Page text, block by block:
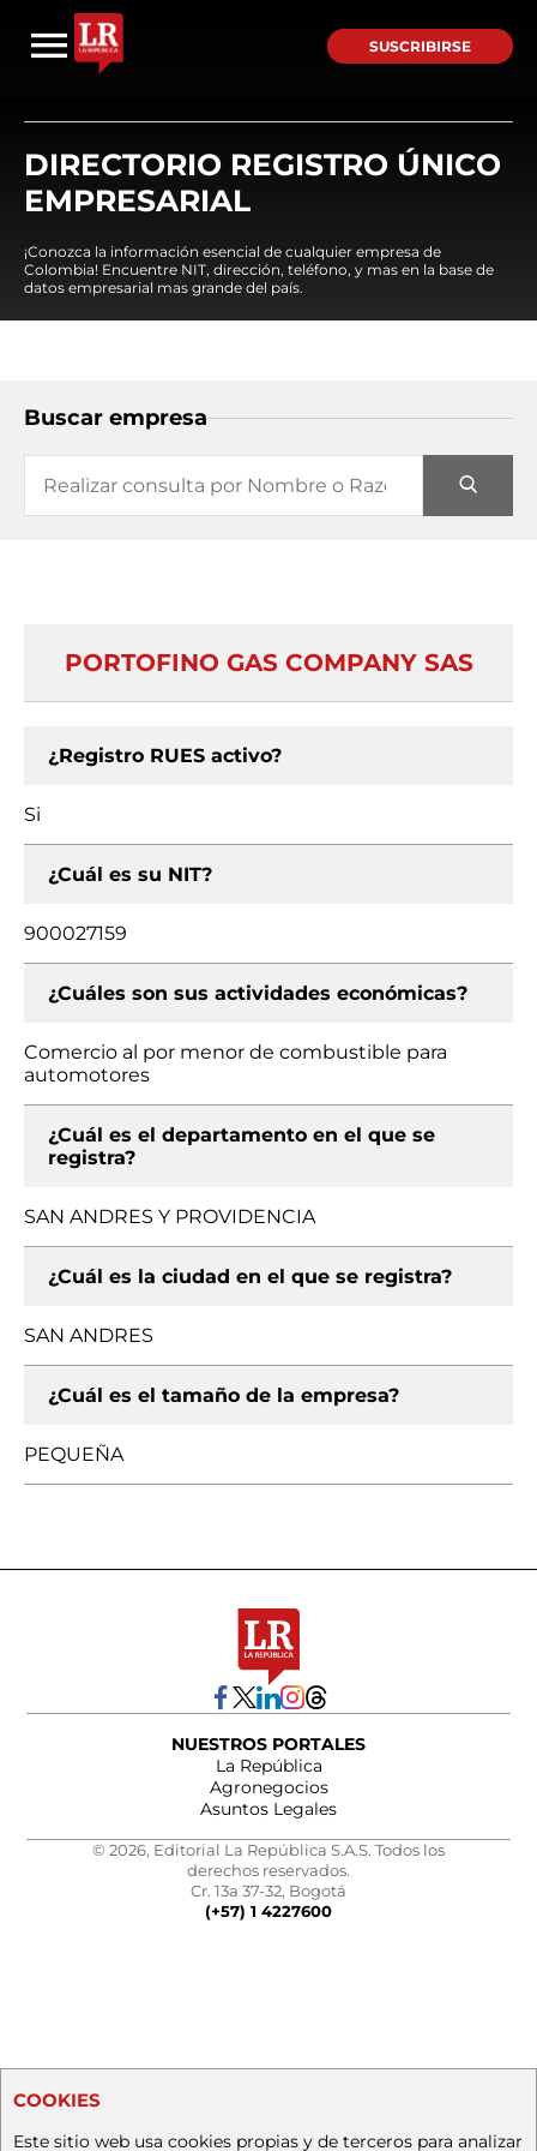
SUSCRIBIRSE
DIRECTORIO REGISTRO ÚNICO
EMPRESARIAL
¡Conozca la información esencial de cualquier empresa de
Colombia! Encuentre NIT, dirección, teléfono, y mas en la base de
datos empresarial mas grande del país.
Buscar empresa
PORTOFINO GAS COMPANY SAS
¿Registro RUES activo?
Si
¿Cuál es su NIT?
900027159
¿Cuáles son sus actividades económicas?
Comercio al por menor de combustible para
automotores
¿Cuál es el departamento en el que se
registra?
SAN ANDRES Y PROVIDENCIA
¿Cuál es la ciudad en el que se registra?
SAN ANDRES
¿Cuál es el tamaño de la empresa?
PEQUEÑA
NUESTROS PORTALES
La República
Agronegocios
Asuntos Legales
© 2026, Editorial La República S.A.S. Todos los
derechos reservados.
Cr. 13a 37-32, Bogotá
(+57) 1 4227600
COOKIES
Este sitio web usa cookies propias y de terceros para analizar